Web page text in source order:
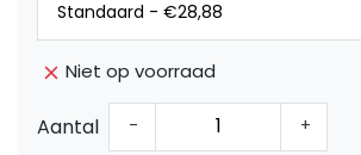
Niet op voorraad
Aantal - +